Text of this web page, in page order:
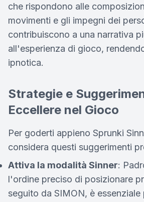
che rispondono alle
movimenti e gli impegni dei
contribuiscono a una narrativa
all'esperienza di gioco,
ipnotica.
Strategie e
Eccellere nel Gioco
Per goderti appieno Sprunki
considera questi suggerimenti
Attiva la modalità Sinner:
l'ordine preciso di posizionare
seguito da SIMON, è